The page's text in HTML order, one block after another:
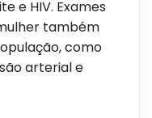
e HIV. Exames
também
como
arterial e